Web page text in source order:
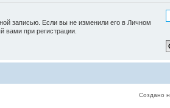
записью. Если вы не изменили его в Личном
вами при регистрации.
Создано